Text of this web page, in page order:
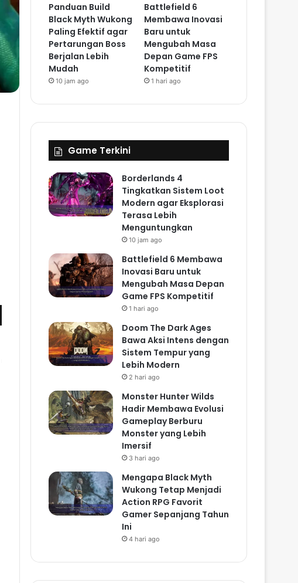
Panduan Build
Black Myth Wukong
Paling Efektif agar
Pertarungan Boss
Berjalan Lebih
Mudah
10 jam ago
Battlefield 6
Membawa Inovasi
Baru untuk
Mengubah Masa
Depan Game FPS
Kompetitif
1 hari ago
Game Terkini
Borderlands 4
Tingkatkan Sistem Loot
Modern agar Eksplorasi
Terasa Lebih
Menguntungkan
10 jam ago
Battlefield 6 Membawa
Inovasi Baru untuk
Mengubah Masa Depan
Game FPS Kompetitif
1 hari ago
Doom The Dark Ages
Bawa Aksi Intens dengan
Sistem Tempur yang
Lebih Modern
2 hari ago
Monster Hunter Wilds
Hadir Membawa Evolusi
Gameplay Berburu
Monster yang Lebih
Imersif
3 hari ago
Mengapa Black Myth
Wukong Tetap Menjadi
Action RPG Favorit
Gamer Sepanjang Tahun
Ini
4 hari ago